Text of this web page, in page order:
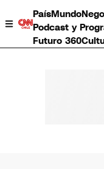
PaísMundo
Podcast y
Futuro 360